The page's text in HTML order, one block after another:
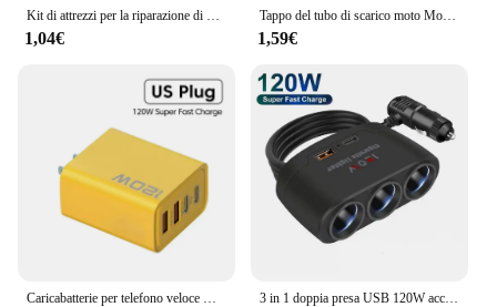
Kit di attrezzi per la riparazione di pneumatici per moto con strisce di gomma Set di tappi per borchie per foratura di pneumatici Tubeless Car Truck Vacuum Tire Repair amagi
1,04€
Tappo del tubo di scarico moto Motocross Tailpipe PVC Air Bleeder Plug Wash Plug protezione del tubo per Honda KTM Yamaha Kawasaki
1,59€
Caricabatterie per telefono veloce USB 120W 3.0 tipo C adattatore di ricarica a ricarica rapida per iPhone 15 14 13 Samsung Xiaomi 2 PD 4 porte spina ue/usa 3 in 1 doppia presa USB 120W accendisigari per auto Splitter 12V 24V caricabatteria rapido spina adattatore di alimentazione per telefono per auto DVR GPS Dashcam